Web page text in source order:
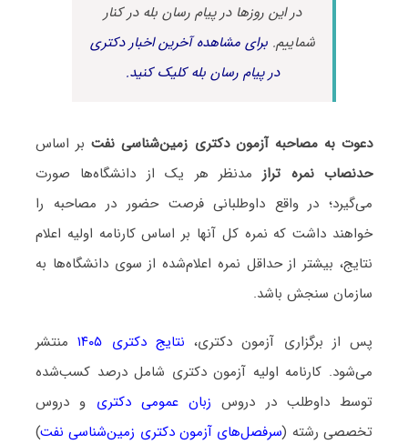
در این روزها در پیام رسان بله در کنار
شماییم.برای مشاهده آخرین اخبار دکتری
در پیام رسان بله کلیک کنید.
دعوت به مصاحبه آزمون دکتری زمین‌شناسی نفتبر اساس
حدنصاب نمره ترازمدنظر هر یک از دانشگاه‌ها صورت
می‌گیرد؛ در واقع داوطلبانی فرصت حضور در مصاحبه را
خواهند داشت که نمره کل آنها بر اساس کارنامه اولیه اعلام
نتایج، بیشتر از حداقل نمره اعلام‌شده از سوی دانشگاه‌ها به
سازمان سنجش باشد.
پس از برگزاری آزمون دکتری، نتایج دکتری ۱۴۰۵
منتشر
می‌شود. کارنامه اولیه آزمون دکتری شامل درصد کسب‌شده
توسط داوطلب در دروس زبان عمومی دکتری و دروس
تخصصی رشته (سرفصل‌های آزمون دکتری زمین‌شناسی نفت)